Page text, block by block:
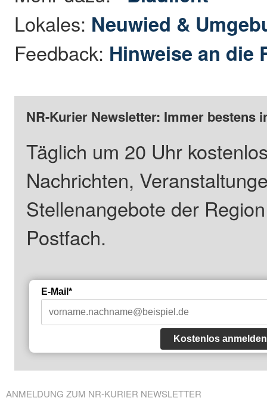
Lokales: Neuwied &
Feedback: Hinweise an die
NR-Kurier Newsletter: Immer bestens
Täglich um 20 Uhr
Nachrichten,
Stellenangebote der
Postfach.
E-Mail*
Kostenlos anmelden
ANMELDUNG ZUM NR-KURIER NEWSLETTER